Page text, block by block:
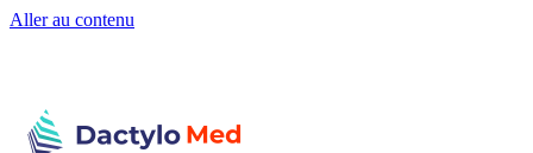
Aller au contenu